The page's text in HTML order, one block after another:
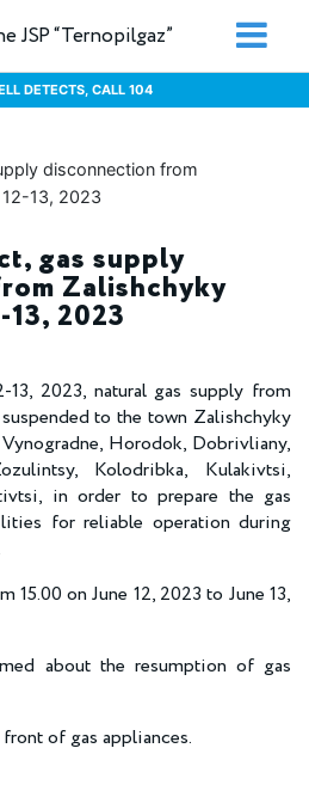
JSP “Ternopilgaz”
DETECTS, CALL 104
gas supply
Zalishchyky
13, 2023
13, 2023, natural gas supply from
to the town Zalishchyky
Horodok, Dobrivliany,
Kolodribka, Kulakivtsi,
in order to prepare the gas
for reliable operation during
on June 12, 2023 to June 13,
about the resumption of gas
of gas appliances.